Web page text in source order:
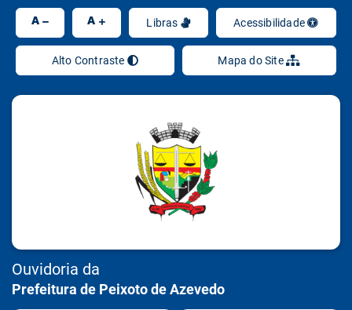
A A Libras Acessibilidade
Alto Contraste Mapa do Site
Ouvidoria da
Prefeitura de Peixoto de Azevedo